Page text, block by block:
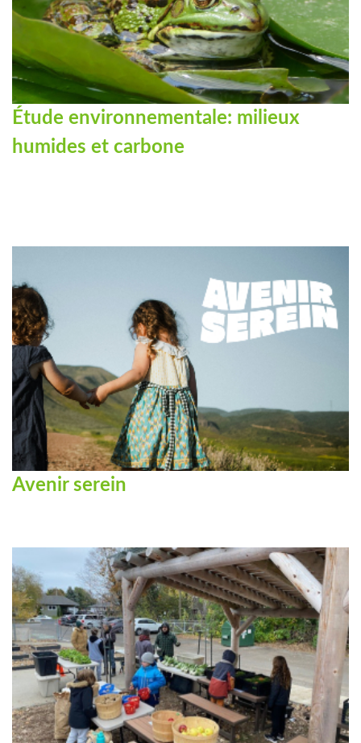
Étude environnementale: milieux
humides et carbone
Avenir serein